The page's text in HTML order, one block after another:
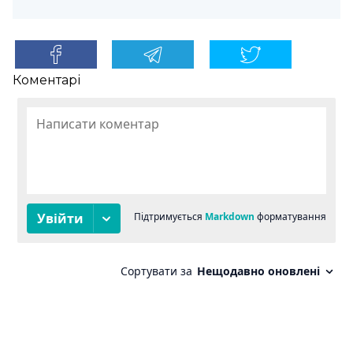
Коментарі